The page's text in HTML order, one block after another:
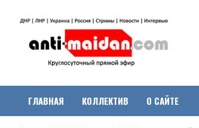
Антимайдан:
Гражданская
о гражданской войне на Украине, включая
ДНР, ЛНР и других регионах.
ГЛАВНАЯ КОЛЛЕКТИВ О САЙТЕ